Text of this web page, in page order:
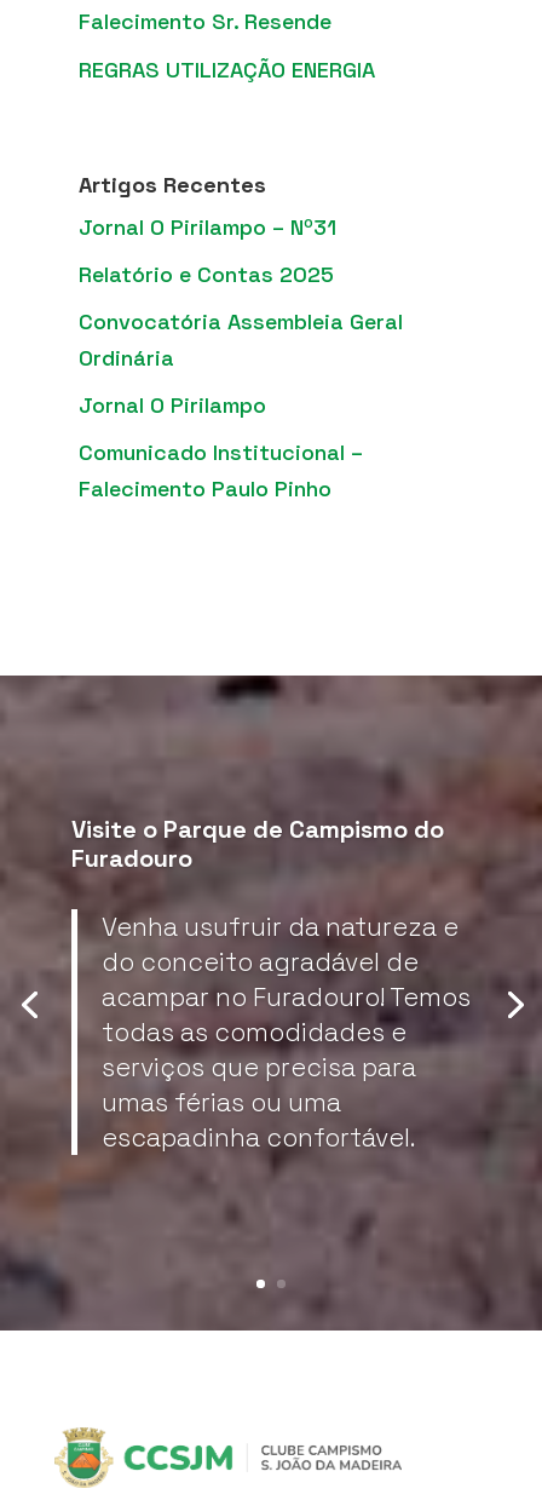
Falecimento Sr. Resende
REGRAS UTILIZAÇÃO ENERGIA
Artigos Recentes
Jornal O Pirilampo – Nº31
Relatório e Contas 2025
Convocatória Assembleia Geral
Ordinária
Jornal O Pirilampo
Comunicado Institucional –
Falecimento Paulo Pinho
Visite o Parque de Campismo do
Furadouro
Venha usufruir da natureza e
do conceito agradável de
acampar no Furadouro! Temos
todas as comodidades e
serviços que precisa para
umas férias ou uma
escapadinha confortável.